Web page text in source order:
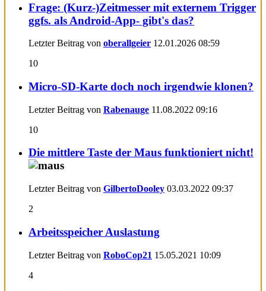
Frage: (Kurz-)Zeitmesser mit externem Trigger
ggfs. als Android-App- gibt's das?
Letzter Beitrag von oberallgeier 12.01.2026 08:59
10
Micro-SD-Karte doch noch irgendwie klonen?
Letzter Beitrag von Rabenauge 11.08.2022 09:16
10
Die mittlere Taste der Maus funktioniert nicht!
Letzter Beitrag von GilbertoDooley 03.03.2022 09:37
2
Arbeitsspeicher Auslastung
Letzter Beitrag von RoboCop21 15.05.2021 10:09
4